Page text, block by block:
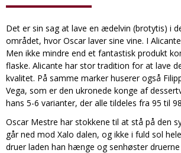
Det er sin sag at lave en ædelvin (brotytis) i
området, hvor Oscar laver sine vine. I
Men ikke mindre end et fantastisk produkt
flaske. Alicante har stor tradition for at lave
kvalitet. På samme marker huserer også
Vega, som er den ukronede konge af
hans 5-6 varianter, der alle tildeles fra 95 til
Oscar Mestre har stokkene til at stå på den
går ned mod Xalo dalen, og ikke i fuld sol
druer laden han hænge og senhøster